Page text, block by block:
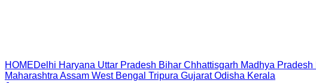
HOMEDelhi Haryana Uttar Pradesh Bihar Chhattisgarh Madhya Pradesh
Maharashtra Assam West Bengal Tripura Gujarat Odisha Kerala